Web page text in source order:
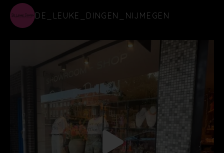
DE_LEUKE_DINGEN_NIJMEGEN